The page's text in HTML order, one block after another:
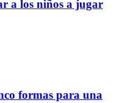
a los niños a jugar
formas para una